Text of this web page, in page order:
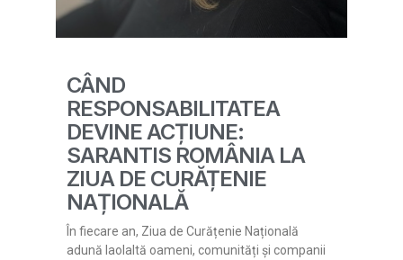
CÂND
RESPONSABILITATEA
DEVINE ACȚIUNE:
SARANTIS ROMÂNIA LA
ZIUA DE CURĂȚENIE
NAȚIONALĂ
În fiecare an, Ziua de Curățenie Națională
adună laolaltă oameni, comunități și companii